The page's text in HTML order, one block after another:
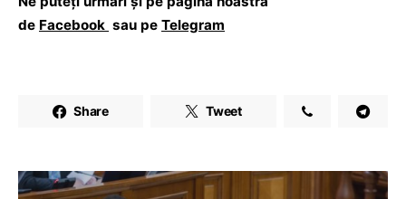
de Facebook sau pe Telegram
Share Tweet